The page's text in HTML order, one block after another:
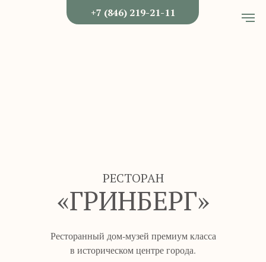
+7 (846) 219-21-11
Ресторанный дом-музей премиум класса
в историческом центре города.
«ГРИНБЕРГ»
РЕСТОРАН